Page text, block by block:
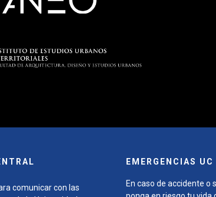
comunicar con las
EMERGENCIAS UC
En caso de accidente o